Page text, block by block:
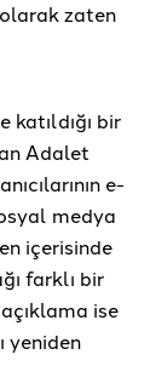
zaten
katıldığı bir
Adalet
e-
medya
içerisinde
farklı bir
ise
yeniden